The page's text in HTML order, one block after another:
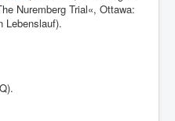
Nuremberg Trial«, Ottawa:
Lebenslauf).